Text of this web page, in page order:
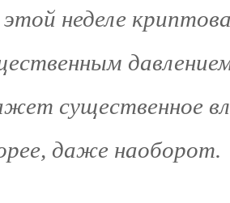
неделе
существенное
даже наоборот.